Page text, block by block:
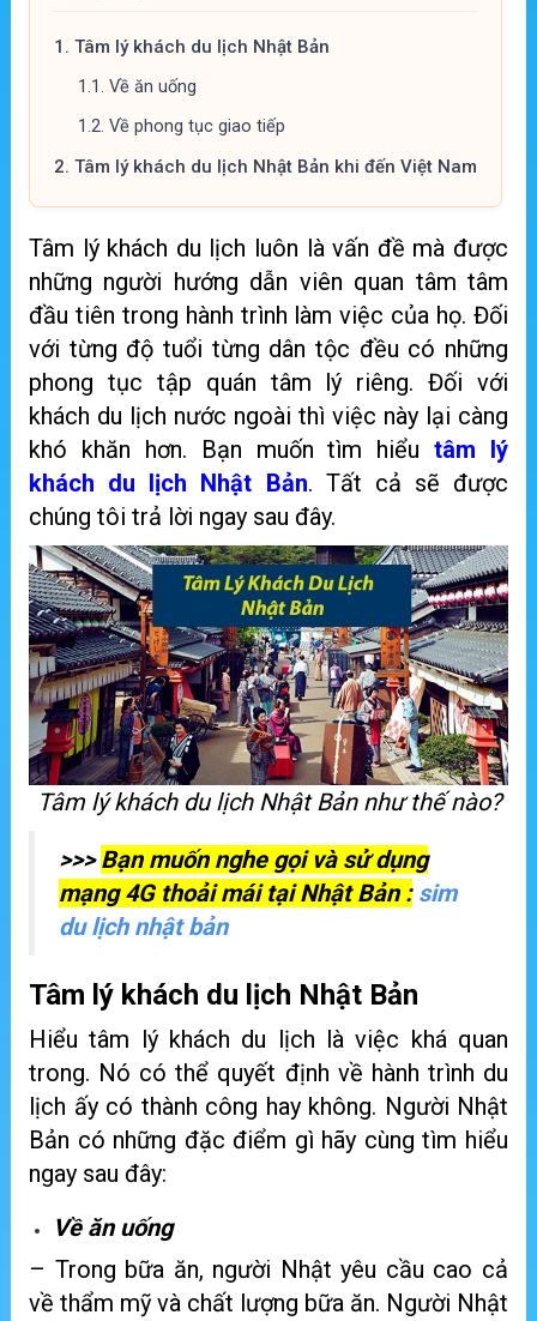
1. Tâm lý khách du lịch Nhật Bản
1.1. Về ăn uống
1.2. Về phong tục giao tiếp
2. Tâm lý khách du lịch Nhật Bản khi đến Việt Nam
Tâm lý khách du lịch luôn là vấn đề mà được
những người hướng dẫn viên quan tâm tâm
đầu tiên trong hành trình làm việc của họ. Đối
với từng độ tuổi từng dân tộc đều có những
phong tục tập quán tâm lý riêng. Đối với
khách du lịch nước ngoài thì việc này lại càng
khó khăn hơn. Bạn muốn tìm hiểutâm lý
khách du lịch Nhật Bản. Tất cả sẽ được
chúng tôi trả lời ngay sau đây.
Tâm lý khách du lịch Nhật Bản như thế nào?
>>>Bạn muốn nghe gọi và sử dụng
mạng 4G thoải mái tại Nhật Bản : sim
du lịch nhật bản
Tâm lý khách du lịch Nhật Bản
Hiểu tâm lý khách du lịch là việc khá quan
trong. Nó có thể quyết định về hành trình du
lịch ấy có thành công hay không. Người Nhật
Bản có những đặc điểm gì hãy cùng tìm hiểu
ngay sau đây:
Về ăn uống
– Trong bữa ăn, người Nhật yêu cầu cao cả
về thẩm mỹ và chất lượng bữa ăn. Người Nhật